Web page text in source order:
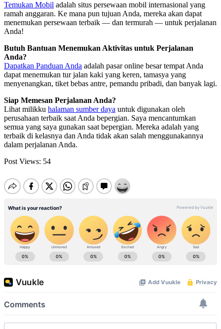
Temukan Mobil adalah situs persewaan mobil internasional yang
ramah anggaran. Ke mana pun tujuan Anda, mereka akan dapat
menemukan persewaan terbaik — dan termurah — untuk perjalanan
Anda!
Butuh Bantuan Menemukan Aktivitas untuk Perjalanan
Anda?
Dapatkan Panduan Anda adalah pasar online besar tempat Anda
dapat menemukan tur jalan kaki yang keren, tamasya yang
menyenangkan, tiket bebas antre, pemandu pribadi, dan banyak lagi.
Siap Memesan Perjalanan Anda?
Lihat milikku halaman sumber daya untuk digunakan oleh
perusahaan terbaik saat Anda bepergian. Saya mencantumkan
semua yang saya gunakan saat bepergian. Mereka adalah yang
terbaik di kelasnya dan Anda tidak akan salah menggunakannya
dalam perjalanan Anda.
Post Views: 54